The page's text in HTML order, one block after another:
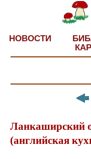
НОВОСТИ
Ланкаширский
(английская